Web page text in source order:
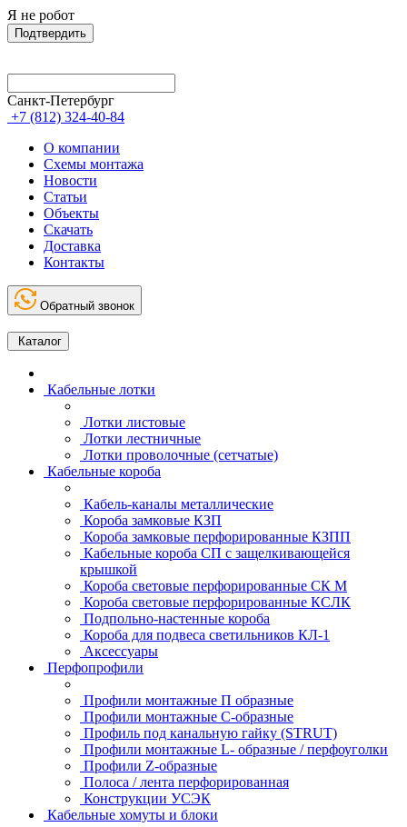
Я не робот
Подтвердить
Санкт-Петербург
+7 (812) 324-40-84
О компании
Схемы монтажа
Новости
Статьи
Объекты
Скачать
Доставка
Контакты
Обратный звонок
Каталог
Кабельные лотки
Лотки листовые
Лотки лестничные
Лотки проволочные (сетчатые)
Кабельные короба
Кабель-каналы металлические
Короба замковые КЗП
Короба замковые перфорированные КЗПП
Кабельные короба СП с защелкивающейся
крышкой
Короба световые перфорированные СК М
Короба световые перфорированные КСЛК
Подпольно-настенные короба
Короба для подвеса светильников КЛ-1
Аксессуары
Перфопрофили
Профили монтажные П образные
Профили монтажные C-образные
Профиль под канальную гайку (STRUT)
Профили монтажные L- образные / перфоуголки
Профили Z-образные
Полоса / лента перфорированная
Конструкции УСЭК
Кабельные хомуты и блоки